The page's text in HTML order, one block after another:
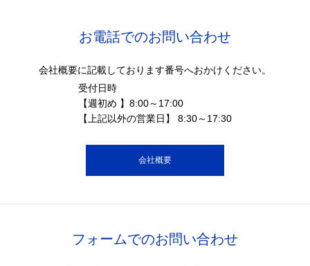
お電話でのお問い合わせ
会社概要に記載しております番号へおかけください。
受付日時
【週初め 】8:00～17:00
【上記以外の営業日】 8:30～17:30
会社概要
フォームでのお問い合わせ